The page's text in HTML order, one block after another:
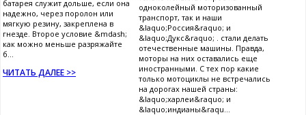
батарея служит дольше, если она
надежно, через поролон или
мягкую резину, закреплена в
гнезде. Второе условие &mdash;
как можно меньше разряжайте
б...
ЧИТАТЬ ДАЛЕЕ >>
одноколейный моторизованный
транспорт, так и наши
&laquo;Россия&raquo; и
&laquo;Дукс&raquo; . стали делать
отечественные машины. Правда,
моторы на них оставались еще
иностранными. С тех пор какие
только мотоциклы не встречались
на дорогах нашей страны:
&laquo;харлеи&raquo; и
&laquo;индианы&raqu...